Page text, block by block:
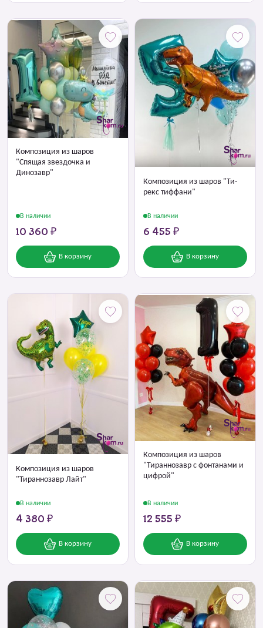
Композиция из шаров
"Спящая звездочка и
Динозавр"
В наличии
10 360 ₽
В корзину
Композиция из шаров "Ти-
рекс тиффани"
В наличии
6 455 ₽
В корзину
Композиция из шаров
"Тираннозавр Лайт"
В наличии
4 380 ₽
В корзину
Композиция из шаров
"Тираннозавр с фонтанами и
цифрой"
В наличии
12 555 ₽
В корзину